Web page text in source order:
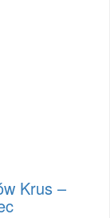
Krus –